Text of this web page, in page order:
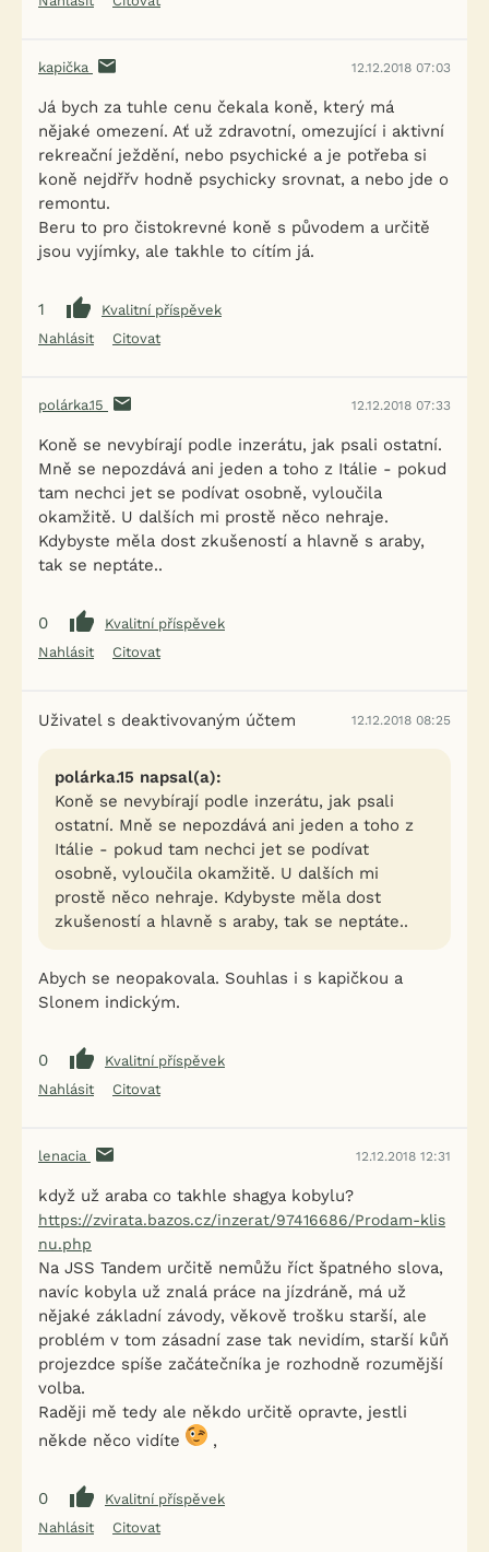
kapička 12.12.2018 07:03
Já bych za tuhle cenu čekala koně, který má
nějaké omezení. Ať už zdravotní, omezující i aktivní
rekreační ježdění, nebo psychické a je potřeba si
koně nejdřřv hodně psychicky srovnat, a nebo jde o
remontu.
Beru to pro čistokrevné koně s původem a určitě
jsou vyjímky, ale takhle to cítím já.
1
Kvalitní příspěvek
Nahlásit
Citovat
polárka.15 12.12.2018 07:33
Koně se nevybírají podle inzerátu, jak psali ostatní.
Mně se nepozdává ani jeden a toho z Itálie - pokud
tam nechci jet se podívat osobně, vyloučila
okamžitě. U dalších mi prostě něco nehraje.
Kdybyste měla dost zkušeností a hlavně s araby,
tak se neptáte..
0
Kvalitní příspěvek
Nahlásit
Citovat
Uživatel s deaktivovaným účtem 12.12.2018 08:25
polárka.15 napsal(a):
Koně se nevybírají podle inzerátu, jak psali
ostatní. Mně se nepozdává ani jeden a toho z
Itálie - pokud tam nechci jet se podívat
osobně, vyloučila okamžitě. U dalších mi
prostě něco nehraje. Kdybyste měla dost
zkušeností a hlavně s araby, tak se neptáte..
Abych se neopakovala. Souhlas i s kapičkou a
Slonem indickým.
0
Kvalitní příspěvek
Nahlásit
Citovat
lenacia 12.12.2018 12:31
když už araba co takhle shagya kobylu?
https://zvirata.bazos.cz/inzerat/97416686/Prodam-klis
nu.php
Na JSS Tandem určitě nemůžu říct špatného slova,
navíc kobyla už znalá práce na jízdráně, má už
nějaké základní závody, věkově trošku starší, ale
problém v tom zásadní zase tak nevidím, starší kůň
projezdce spíše začátečníka je rozhodně rozumější
volba.
Raději mě tedy ale někdo určitě opravte, jestli
někde něco vidíte
,
0
Kvalitní příspěvek
Nahlásit
Citovat